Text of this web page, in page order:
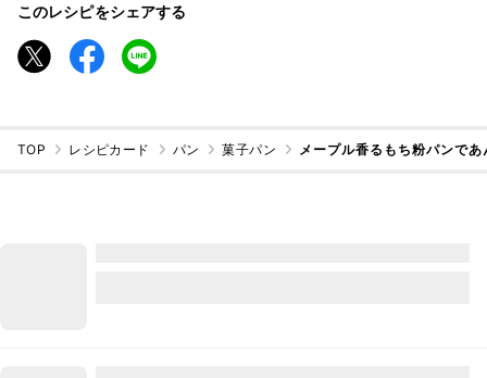
このレシピをシェアする
TOP レシピカード パン 菓子パン メープル香るもち粉パンで